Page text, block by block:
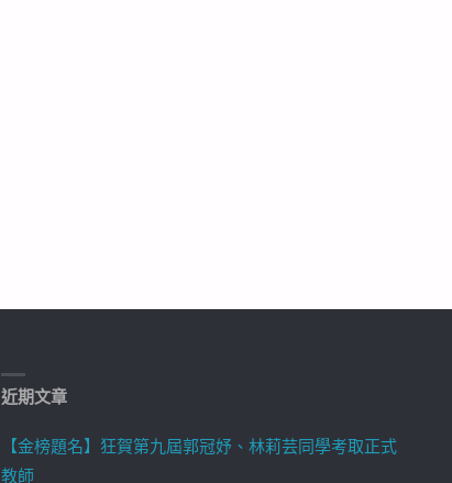
近期文章
【金榜題名】狂賀第九屆郭冠妤、林莉芸同學考取正式
教師